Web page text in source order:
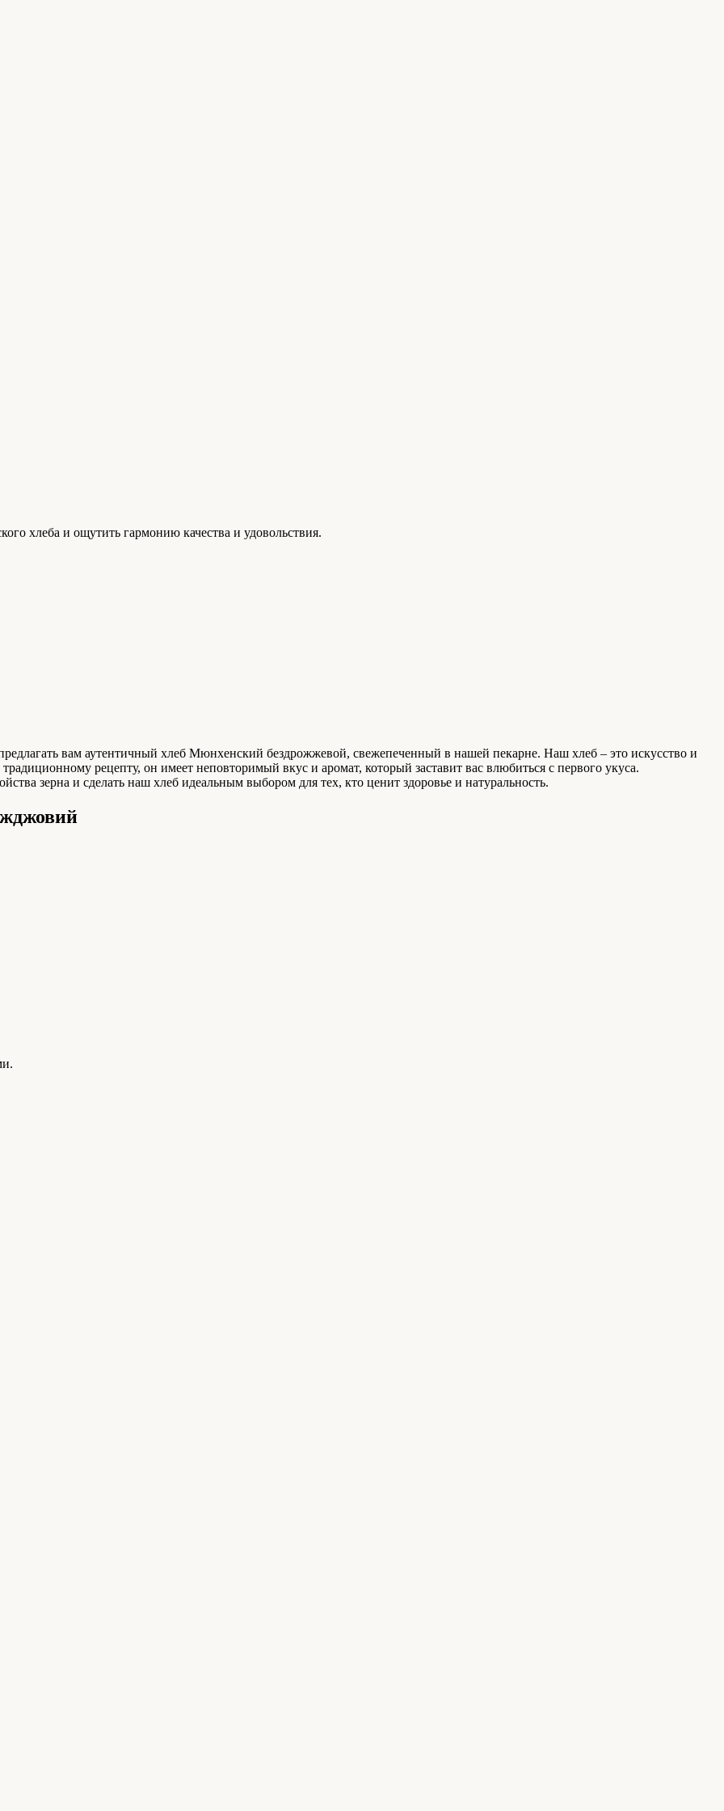
хлеба и ощутить гармонию качества и удовольствия.
вам аутентичный хлеб Мюнхенский бездрожжевой, свежепеченный в нашей пекарне. Наш хлеб – это искусство и
рецепту, он имеет неповторимый вкус и аромат, который заставит вас влюбиться с первого укуса.
зерна и сделать наш хлеб идеальным выбором для тех, кто ценит здоровье и натуральность.